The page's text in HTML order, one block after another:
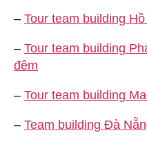
– Tour team building
– Tour team building
đêm
– Tour team building
– Team building Đà